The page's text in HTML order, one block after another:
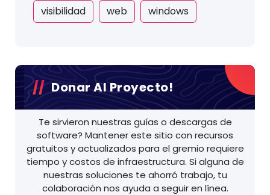
visibilidad web windows
Donar Al Proyecto!
Te sirvieron nuestras guías o descargas de
software? Mantener este sitio con recursos
gratuitos y actualizados para el gremio requiere
tiempo y costos de infraestructura. Si alguna de
nuestras soluciones te ahorró trabajo, tu
colaboración nos ayuda a seguir en línea.